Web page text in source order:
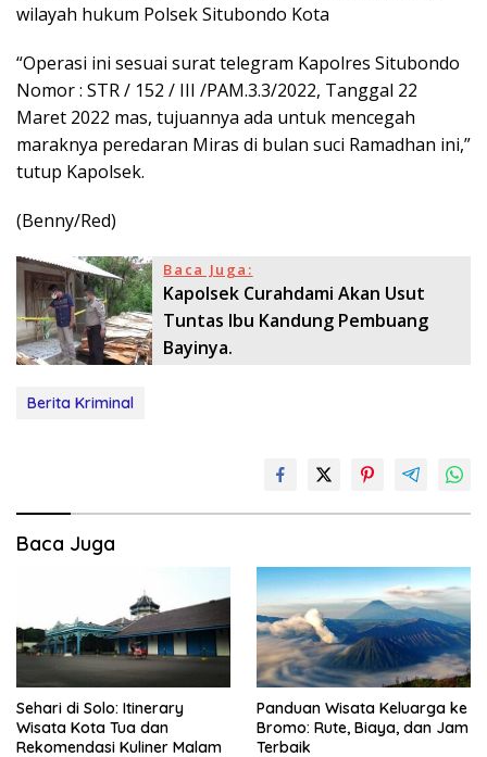
wilayah hukum Polsek Situbondo Kota
“Operasi ini sesuai surat telegram Kapolres Situbondo
Nomor : STR / 152 / III /PAM.3.3/2022, Tanggal 22
Maret 2022 mas, tujuannya ada untuk mencegah
maraknya peredaran Miras di bulan suci Ramadhan ini,”
tutup Kapolsek.
(Benny/Red)
Baca Juga:
Kapolsek Curahdami Akan Usut
Tuntas Ibu Kandung Pembuang
Bayinya.
Berita Kriminal
Baca Juga
Sehari di Solo: Itinerary
Wisata Kota Tua dan
Rekomendasi Kuliner Malam
Panduan Wisata Keluarga ke
Bromo: Rute, Biaya, dan Jam
Terbaik